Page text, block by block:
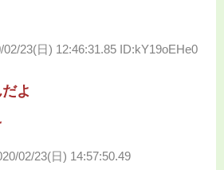
02/23(日) 12:46:31.85 ID:kY19oEHe0
よ
02/23(日) 14:57:50.49